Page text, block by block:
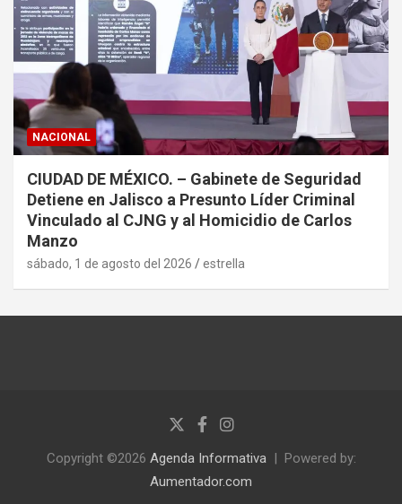
NACIONAL
CIUDAD DE MÉXICO. – Gabinete de Seguridad
Detiene en Jalisco a Presunto Líder Criminal
Vinculado al CJNG y al Homicidio de Carlos
Manzo
sábado, 1 de agosto del 2026 estrella
Copyright ©2026 Agenda Informativa
Powered by:
Aumentador.com